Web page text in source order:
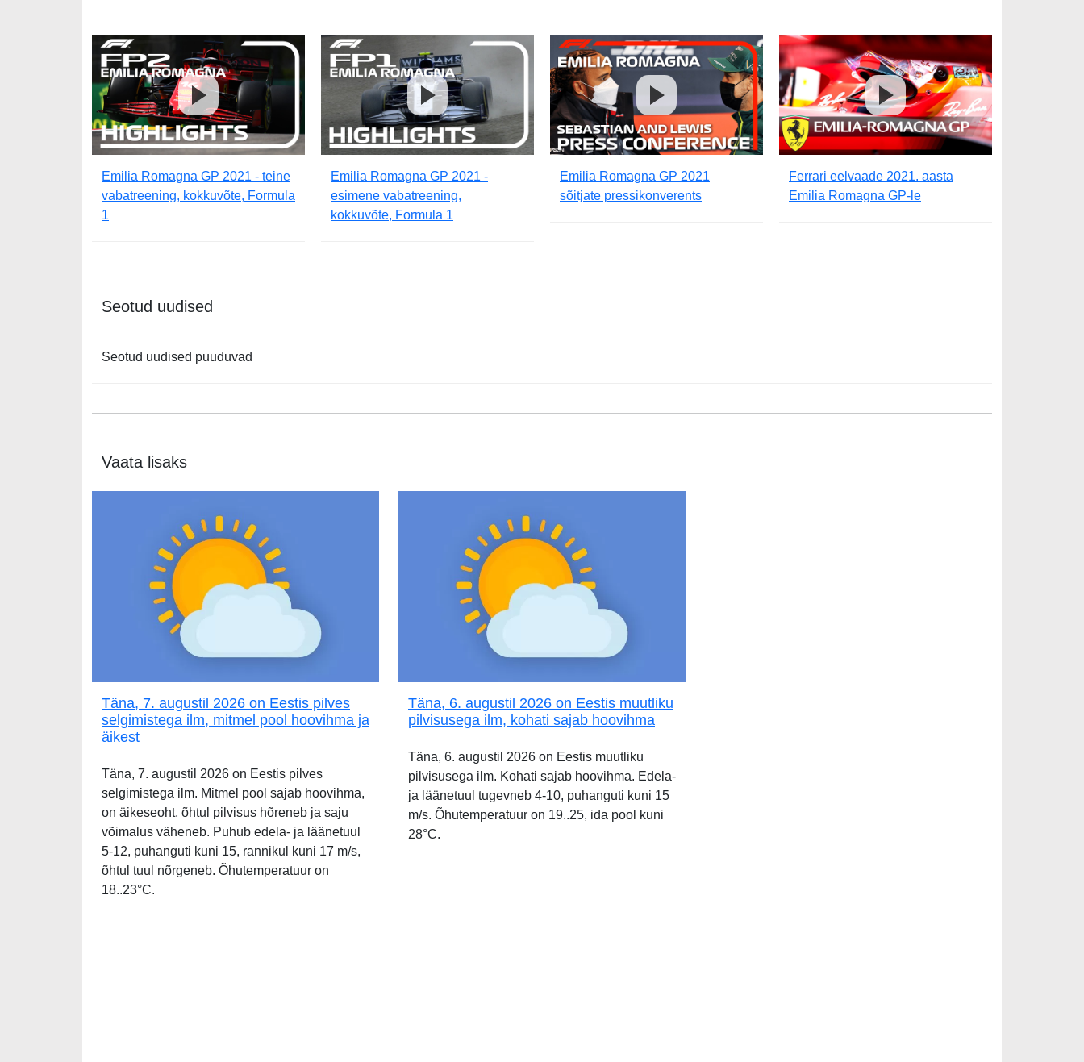
Emilia Romagna GP 2021 - teine
vabatreening, kokkuvõte, Formula
1
Emilia Romagna GP 2021 -
esimene vabatreening,
kokkuvõte, Formula 1
Emilia Romagna GP 2021
sõitjate pressikonverents
Ferrari eelvaade 2021. aasta
Emilia Romagna GP-le
Seotud uudised
Seotud uudised puuduvad
Vaata lisaks
Täna, 7. augustil 2026 on Eestis pilves
selgimistega ilm, mitmel pool hoovihma ja
äikest
Täna, 7. augustil 2026 on Eestis pilves
selgimistega ilm. Mitmel pool sajab hoovihma,
on äikeseoht, õhtul pilvisus hõreneb ja saju
võimalus väheneb. Puhub edela- ja läänetuul
5-12, puhanguti kuni 15, rannikul kuni 17 m/s,
õhtul tuul nõrgeneb. Õhutemperatuur on
18..23°C.
Täna, 6. augustil 2026 on Eestis muutliku
pilvisusega ilm, kohati sajab hoovihma
Täna, 6. augustil 2026 on Eestis muutliku
pilvisusega ilm. Kohati sajab hoovihma. Edela-
ja läänetuul tugevneb 4-10, puhanguti kuni 15
m/s. Õhutemperatuur on 19..25, ida pool kuni
28°C.